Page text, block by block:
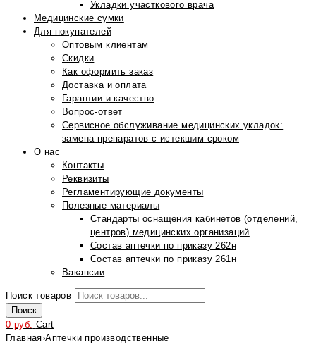
Укладки участкового врача
Медицинские сумки
Для покупателей
Оптовым клиентам
Скидки
Как оформить заказ
Доставка и оплата
Гарантии и качество
Вопрос-ответ
Сервисное обслуживание медицинских укладок:
замена препаратов с истекшим сроком
О нас
Контакты
Реквизиты
Регламентирующие документы
Полезные материалы
Стандарты оснащения кабинетов (отделений,
центров) медицинских организаций
Состав аптечки по приказу 262н
Состав аптечки по приказу 261н
Вакансии
Поиск товаров
Поиск
0 руб. Cart
Главная›Аптечки производственные